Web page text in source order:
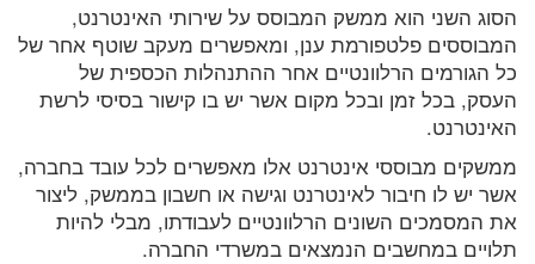
הסוג השני הוא ממשק המבוסס על שירותי האינטרנט,
המבוססים פלטפורמת ענן, ומאפשרים מעקב שוטף אחר של
כל הגורמים הרלוונטיים אחר ההתנהלות הכספית של
העסק, בכל זמן ובכל מקום אשר יש בו קישור בסיסי לרשת
האינטרנט.
ממשקים מבוססי אינטרנט אלו מאפשרים לכל עובד בחברה,
אשר יש לו חיבור לאינטרנט וגישה או חשבון בממשק, ליצור
את המסמכים השונים הרלוונטיים לעבודתו, מבלי להיות
תלויים במחשבים הנמצאים במשרדי החברה.